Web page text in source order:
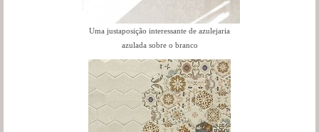
Uma justaposição interessante de azulejaria
azulada sobre o branco